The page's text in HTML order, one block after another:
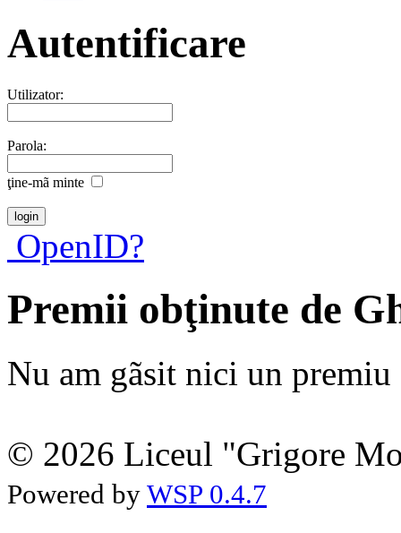
Autentificare
Utilizator:
Parola:
ţine-mã minte
OpenID?
Premii obţinute de
Nu am gãsit nici un premiu
© 2026 Liceul "Grigore
Powered by WSP 0.4.7